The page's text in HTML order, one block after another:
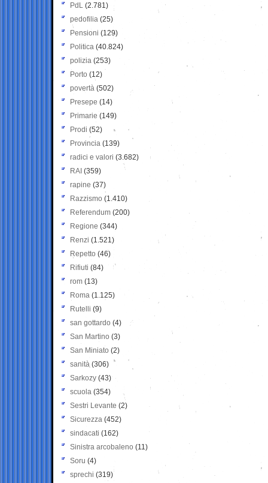
PdL (2.781)
pedofilia (25)
Pensioni (129)
Politica (40.824)
polizia (253)
Porto (12)
povertà (502)
Presepe (14)
Primarie (149)
Prodi (52)
Provincia (139)
radici e valori (3.682)
RAI (359)
rapine (37)
Razzismo (1.410)
Referendum (200)
Regione (344)
Renzi (1.521)
Repetto (46)
Rifiuti (84)
rom (13)
Roma (1.125)
Rutelli (9)
san gottardo (4)
San Martino (3)
San Miniato (2)
sanità (306)
Sarkozy (43)
scuola (354)
Sestri Levante (2)
Sicurezza (452)
sindacati (162)
Sinistra arcobaleno (11)
Soru (4)
sprechi (319)